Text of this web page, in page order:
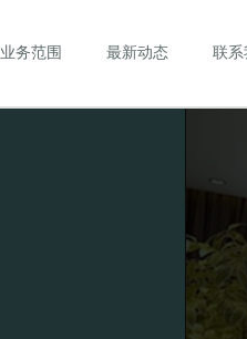
业务范围 最新动态 联系